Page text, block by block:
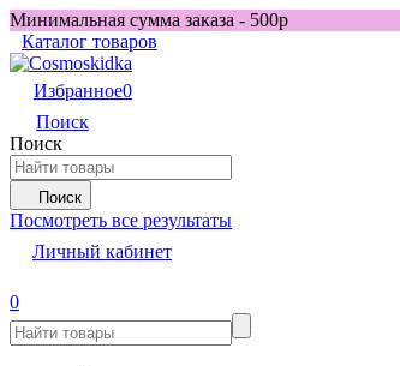
Минимальная сумма заказа - 500р
Каталог товаров
Избранное0
Поиск
Поиск
Поиск
Посмотреть все результаты
Личный кабинет
0